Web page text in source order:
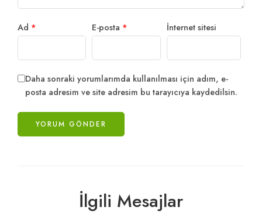
Ad * E-posta * İnternet sitesi
Daha sonraki yorumlarımda kullanılması için adım, e-
posta adresim ve site adresim bu tarayıcıya kaydedilsin.
İlgili Mesajlar